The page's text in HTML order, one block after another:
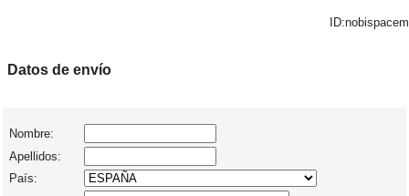
ID:nobispacem
Datos de envío
Nombre:
Apellidos:
País: